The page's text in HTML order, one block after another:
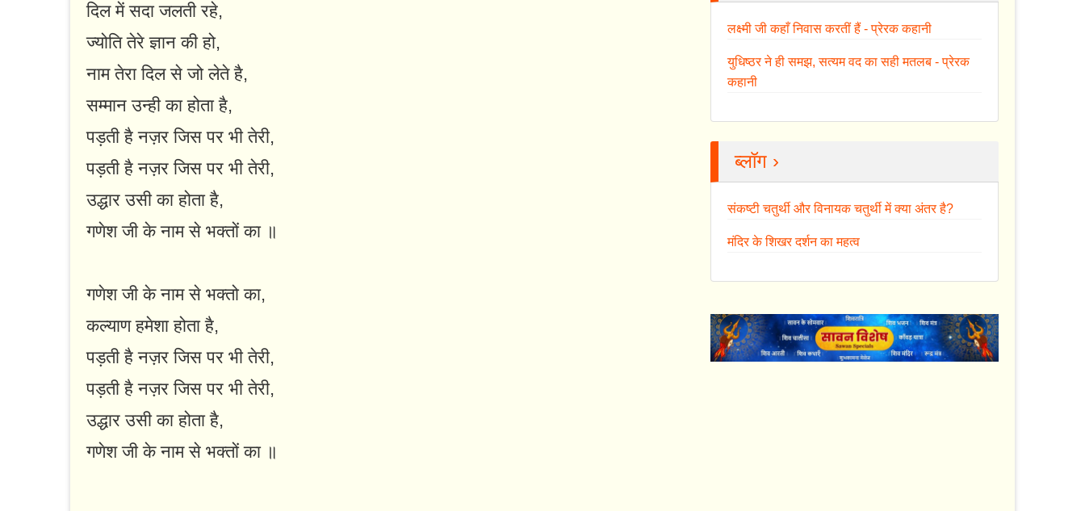
दिल में सदा जलती रहे,
ज्योति तेरे ज्ञान की हो,
नाम तेरा दिल से जो लेते है,
सम्मान उन्ही का होता है,
पड़ती है नज़र जिस पर भी तेरी,
पड़ती है नज़र जिस पर भी तेरी,
उद्धार उसी का होता है,
गणेश जी के नाम से भक्तों का ॥
गणेश जी के नाम से भक्तो का,
कल्याण हमेशा होता है,
पड़ती है नज़र जिस पर भी तेरी,
पड़ती है नज़र जिस पर भी तेरी,
उद्धार उसी का होता है,
गणेश जी के नाम से भक्तों का ॥
लक्ष्मी जी कहाँ निवास करतीं हैं - प्रेरक कहानी
युधिष्ठर ने ही समझ, सत्यम वद का सही मतलब - प्रेरक
कहानी
ब्लॉग ›
संकष्टी चतुर्थी और विनायक चतुर्थी में क्या अंतर है?
मंदिर के शिखर दर्शन का महत्व